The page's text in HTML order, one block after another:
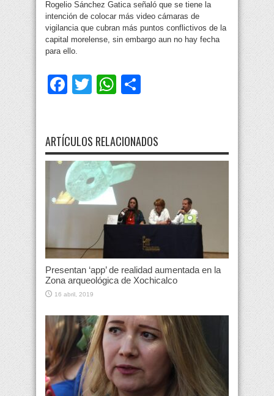
Rogelio Sánchez Gatica señaló que se tiene la
intención de colocar más video cámaras de
vigilancia que cubran más puntos conflictivos de la
capital morelense, sin embargo aun no hay fecha
para ello.
Facebook
TwitterWhatsApp
ARTÍCULOS RELACIONADOS
Presentan ‘app’ de realidad aumentada en la
Zona arqueológica de Xochicalco
16 abril, 2019